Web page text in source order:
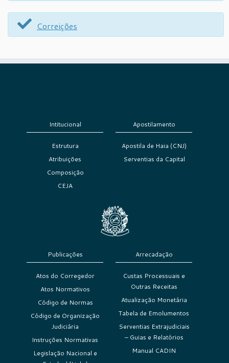
Correições
Intitucional
Estrutura
Atribuições
Composição
CEJA
Apostilamento
Apostila de Haia (CNJ)
Serventias da Capital
Publicações
Atos do Corregedor
Atos Normativos
Código de Normas
Código de Organização
Judiciária
Instruções Normativas
Legislação Nacional e
Arrecadação
Custas Processuais e
Outras Receitas
Atualização Monetária
Tabela de Emolumentos
Serventias Extrajudiciais
– Guias e Relatórios
Manual CADIN